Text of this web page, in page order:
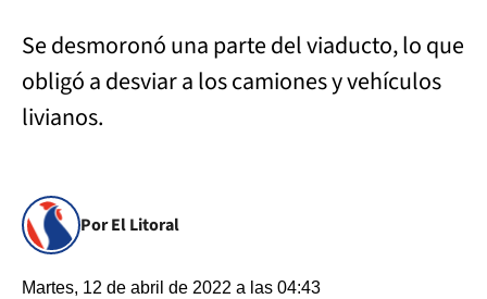
Se desmoronó una parte del viaducto, lo que
obligó a desviar a los camiones y vehículos
livianos.
Por El Litoral
Martes, 12 de abril de 2022 a las 04:43